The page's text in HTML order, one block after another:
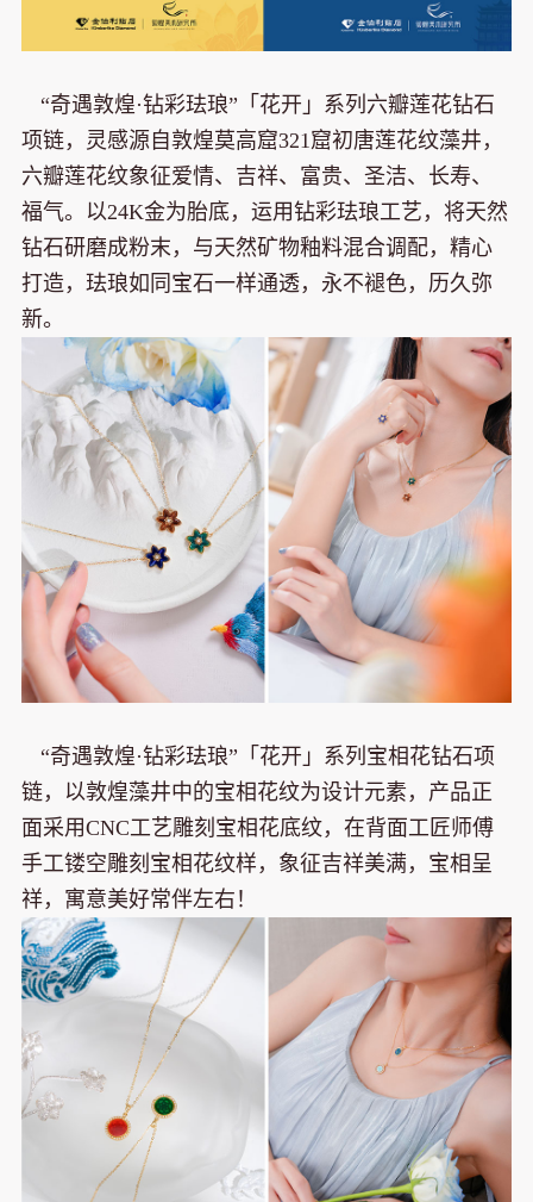
“奇遇敦煌·钻彩珐琅”「花开」系列六瓣莲花钻石
项链，灵感源自敦煌莫高窟321窟初唐莲花纹藻井，
六瓣莲花纹象征爱情、吉祥、富贵、圣洁、长寿、
福气。以24K金为胎底，运用钻彩珐琅工艺，将天然
钻石研磨成粉末，与天然矿物釉料混合调配，精心
打造，珐琅如同宝石一样通透，永不褪色，历久弥
新。
“奇遇敦煌·钻彩珐琅”「花开」系列宝相花钻石项
链，以敦煌藻井中的宝相花纹为设计元素，产品正
面采用CNC工艺雕刻宝相花底纹，在背面工匠师傅
手工镂空雕刻宝相花纹样，象征吉祥美满，宝相呈
祥，寓意美好常伴左右！